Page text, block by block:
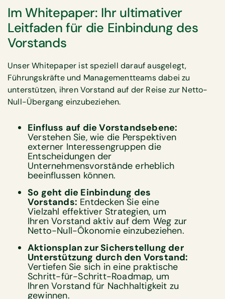
Im Whitepaper: Ihr ultimativer
Leitfaden für die Einbindung des
Vorstands
Unser Whitepaper ist speziell darauf ausgelegt,
Führungskräfte und Managementteams dabei zu
unterstützen, ihren Vorstand auf der Reise zur Netto-
Null-Übergang einzubeziehen.
Einfluss auf die Vorstandsebene:
Verstehen Sie, wie die Perspektiven
externer Interessengruppen die
Entscheidungen der
Unternehmensvorstände erheblich
beeinflussen können.
So geht die Einbindung des
Vorstands: Entdecken Sie eine
Vielzahl effektiver Strategien, um
Ihren Vorstand aktiv auf dem Weg zur
Netto-Null-Ökonomie einzubeziehen.
Aktionsplan zur Sicherstellung der
Unterstützung durch den Vorstand:
Vertiefen Sie sich in eine praktische
Schritt-für-Schritt-Roadmap, um
Ihren Vorstand für Nachhaltigkeit zu
gewinnen.